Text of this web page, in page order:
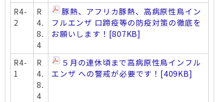
R4-
2
R
4.
8.
4
豚熱、アフリカ豚熱、高病原性鳥イン
フルエンザ 口蹄疫等の防疫対策の徹底を
お願いします！ [807KB]
R4-
1
R
4.
8.
4
５月の連休頃まで高病原性鳥インフル
エンザ への警戒が必要です！ [409KB]